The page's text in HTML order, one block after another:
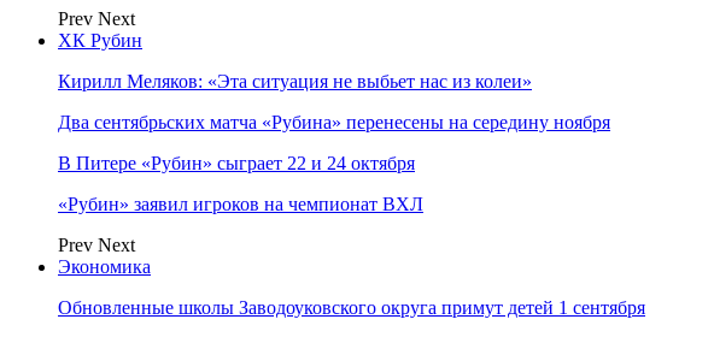
Prev Next
ХК Рубин
Кирилл Меляков: «Эта ситуация не выбьет нас из колеи»
Два сентябрьских матча «Рубина» перенесены на середину ноября
В Питере «Рубин» сыграет 22 и 24 октября
«Рубин» заявил игроков на чемпионат ВХЛ
Prev Next
Экономика
Обновленные школы Заводоуковского округа примут детей 1 сентября